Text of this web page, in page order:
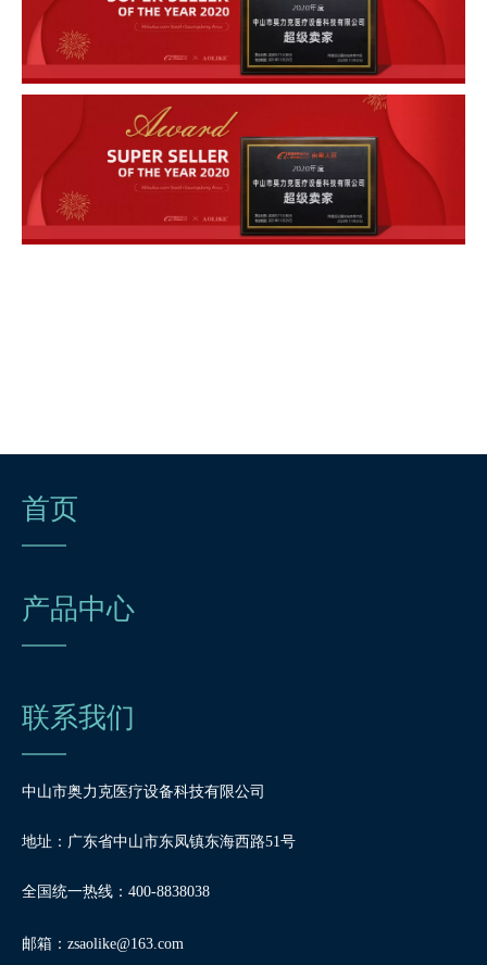
首页
产品中心
联系我们
中山市奥力克医疗设备科技有限公司
地址：广东省中山市东凤镇东海西路51号
全国统一热线：400-8838038
邮箱： zsaolike@163.com